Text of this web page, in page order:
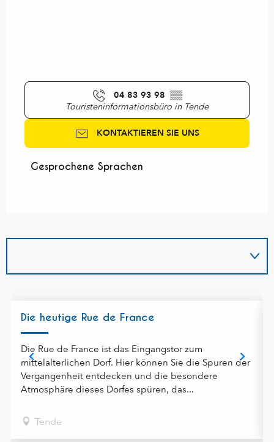
04 83 93 98 ▒▒
Touristeninformationsbüro in Tende
KONTAKTIEREN SIE UNS
Gesprochene Sprachen
Gesprochene Sprachen
Die heutige Rue de France
Die Rue de France ist das Eingangstor zum
mittelalterlichen Dorf. Hier können Sie die Spuren der
Vergangenheit entdecken und die besondere
Atmosphäre dieses Dorfes spüren, das...
Tende